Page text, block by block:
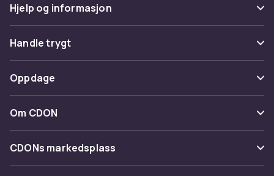
Hjelp og informasjon
Vanlige spørsmål
Spor pakke
Angre & returner her
Kontakt oss
Handle trygt
Betaling
Levering
Tilbakekallinger
Oppdage
Kategorier
Varemerker
Om CDON
Om oss
Kundeanmeldelser
CDONs markedsplass